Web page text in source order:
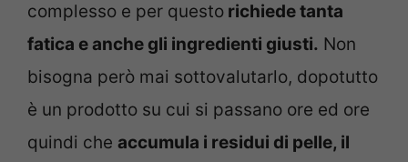
complesso e per questo richiede tanta
fatica e anche gli ingredienti giusti. Non
bisogna però mai sottovalutarlo, dopotutto
è un prodotto su cui si passano ore ed ore
quindi che accumula i residui di pelle, il